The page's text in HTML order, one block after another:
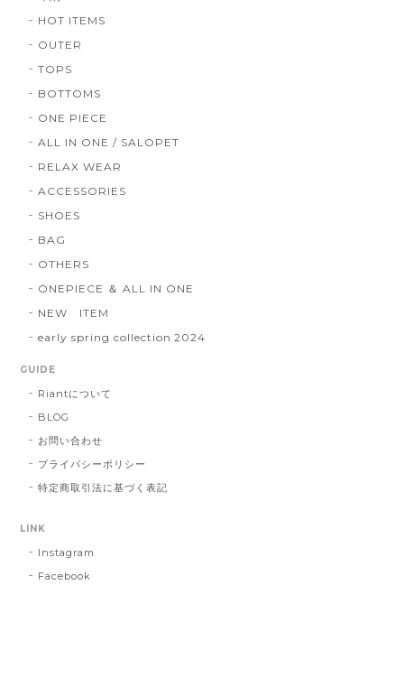
HOT ITEMS
OUTER
TOPS
BOTTOMS
ONE PIECE
ALL IN ONE / SALOPET
RELAX WEAR
ACCESSORIES
SHOES
BAG
OTHERS
ONEPIECE ＆ ALL IN ONE
NEW ITEM
early spring collection 2024
GUIDE
Riantについて
BLOG
お問い合わせ
プライバシーポリシー
特定商取引法に基づく表記
LINK
Instagram
Facebook